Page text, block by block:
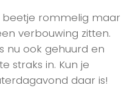
beetje rommelig maar
verbouwing zitten.
nu ook gehuurd en
straks in. Kun je
daar is!